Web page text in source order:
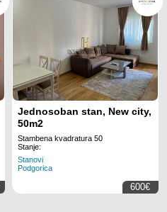
Jednosoban stan, New city,
50m2
Stambena kvadratura 50
Stanje:
Stanovi
Podgorica
600€